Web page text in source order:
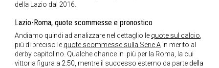
della Lazio dal 2016.
Lazio-Roma, quote scommesse e pronostico
Andiamo quindi ad analizzare nel dettaglio le quote sul calcio,
più di preciso le quote scommesse sulla Serie A in merito al
derby capitolino. Qualche chance in più per la Roma, la cui
vittoria figura a 2.50, mentre il successo esterno da parte della